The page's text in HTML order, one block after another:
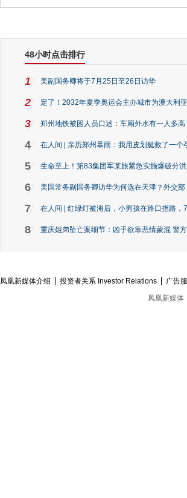
48小时点击排行
1 美副国务卿将于7月25日至26日访华
2 定了！2032年夏季奥运会主办城市为澳大利
3 郑州地铁被困人员口述：车厢外水有一人多
4 在人间 | 亲历郑州暴雨：我用皮划艇救了一个
5 生命至上！第83集团军某旅紧急实施爆破分洪
6 美国常务副国务卿访华为何选在天津？外交部
7 在人间 | 红绿灯被淹后，小男孩在路口指路，
8 重庆姐弟坠亡案细节：凶手欲靠悲情蒙混 警
凤凰新媒体介绍 投资者关系 Investor Relations 广告
凤凰新媒体